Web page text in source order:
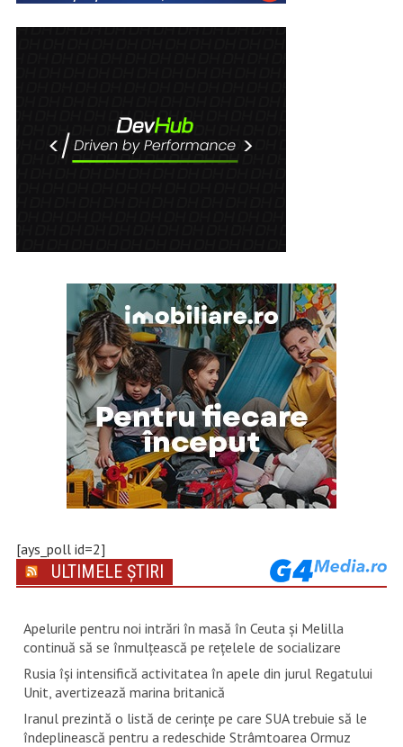
[ays_poll id=2]
ULTIMELE ȘTIRI
Apelurile pentru noi intrări în masă în Ceuta şi Melilla
continuă să se înmulţească pe reţelele de socializare
Rusia își intensifică activitatea în apele din jurul Regatului
Unit, avertizează marina britanică
Iranul prezintă o listă de cerinţe pe care SUA trebuie să le
îndeplinească pentru a redeschide Strâmtoarea Ormuz